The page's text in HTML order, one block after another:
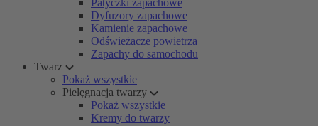
Patyczki zapachowe
Dyfuzory zapachowe
Kamienie zapachowe
Odświeżacze powietrza
Zapachy do samochodu
Twarz
Pokaż wszystkie
Pielęgnacja twarzy
Pokaż wszystkie
Kremy do twarzy